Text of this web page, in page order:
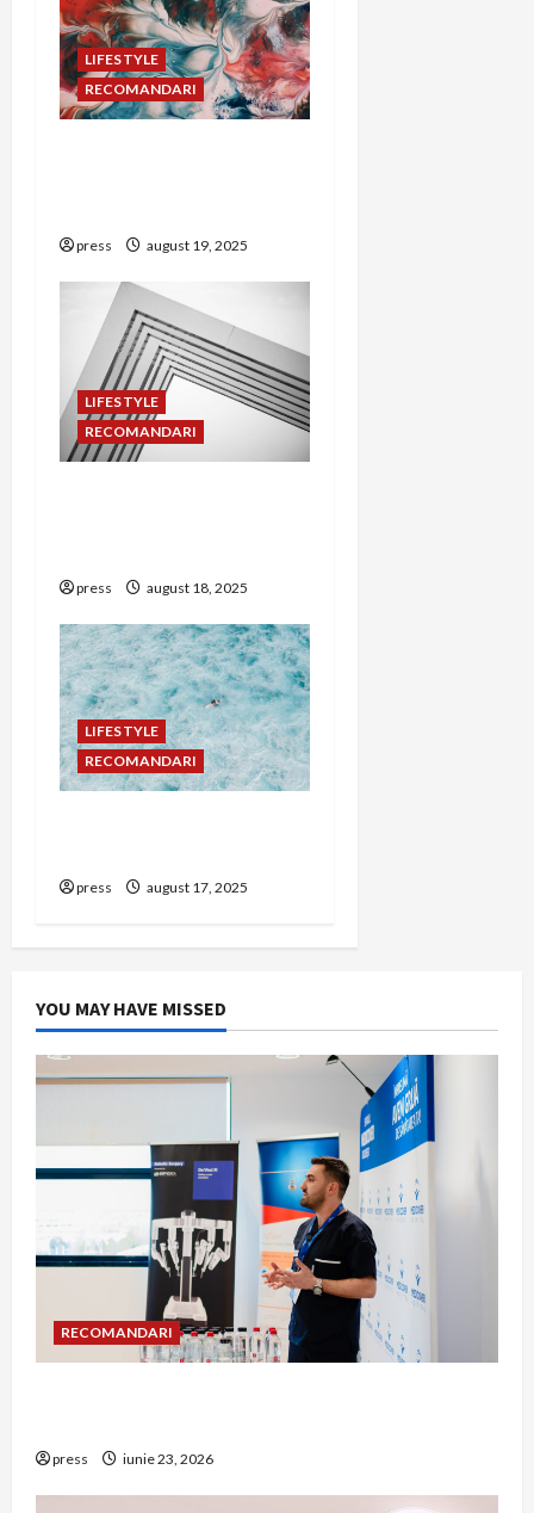
g
a
t
o
n
LIFESTYLE
RECOMANDARI
press august 19, 2025
LIFESTYLE
RECOMANDARI
press august 18, 2025
LIFESTYLE
RECOMANDARI
press august 17, 2025
YOU MAY HAVE MISSED
RECOMANDARI
press iunie 23, 2026